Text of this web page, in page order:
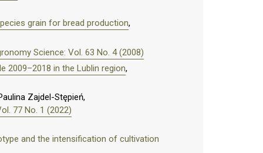
grain for bread production,
Science: Vol. 63 No. 4 (2008)
2009–2018 in the Lublin region,
Zajdel-Stępień,
77 No. 1 (2022)
and the intensification of cultivation